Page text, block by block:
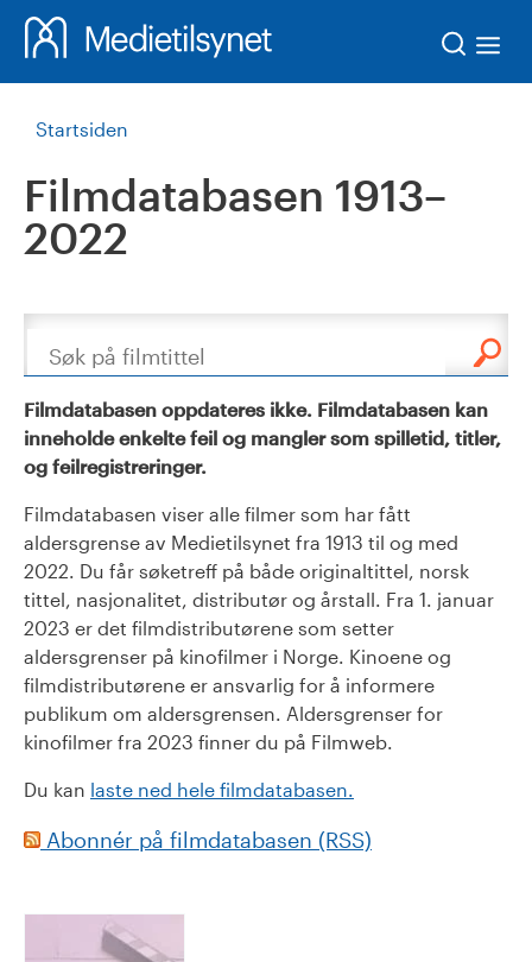
Startsiden
Filmdatabasen 1913–
2022
Søk
Filmdatabasen oppdateres ikke. Filmdatabasen kan
inneholde enkelte feil og mangler som spilletid, titler,
og feilregistreringer.
Filmdatabasen viser alle filmer som har fått
aldersgrense av Medietilsynet fra 1913 til og med
2022. Du får søketreff på både originaltittel, norsk
tittel, nasjonalitet, distributør og årstall. Fra 1. januar
2023 er det filmdistributørene som setter
aldersgrenser på kinofilmer i Norge. Kinoene og
filmdistributørene er ansvarlig for å informere
publikum om aldersgrensen. Aldersgrenser for
kinofilmer fra 2023 finner du på Filmweb.
Du kan laste ned hele filmdatabasen.
Abonnér på filmdatabasen (RSS)